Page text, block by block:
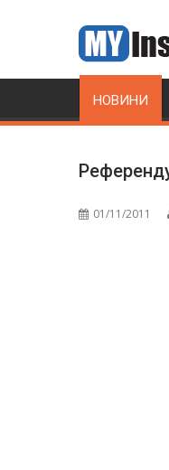
НОВИНИ
01/11/2011